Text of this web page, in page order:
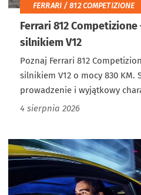
FERRARI / 812 COMPETIZIONE
Ferrari 812
silnikiem V12
Poznaj Ferrari 812
silnikiem V12 o mocy 830 KM.
prowadzenie i wyjątkowy
4 sierpnia 2026